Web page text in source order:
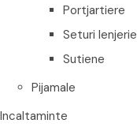
Portjartiere
Seturi lenjerie
Sutiene
Pijamale
Incaltaminte